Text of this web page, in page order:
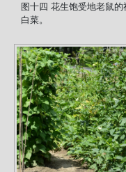
图十四 花生饱受地老鼠
白菜。